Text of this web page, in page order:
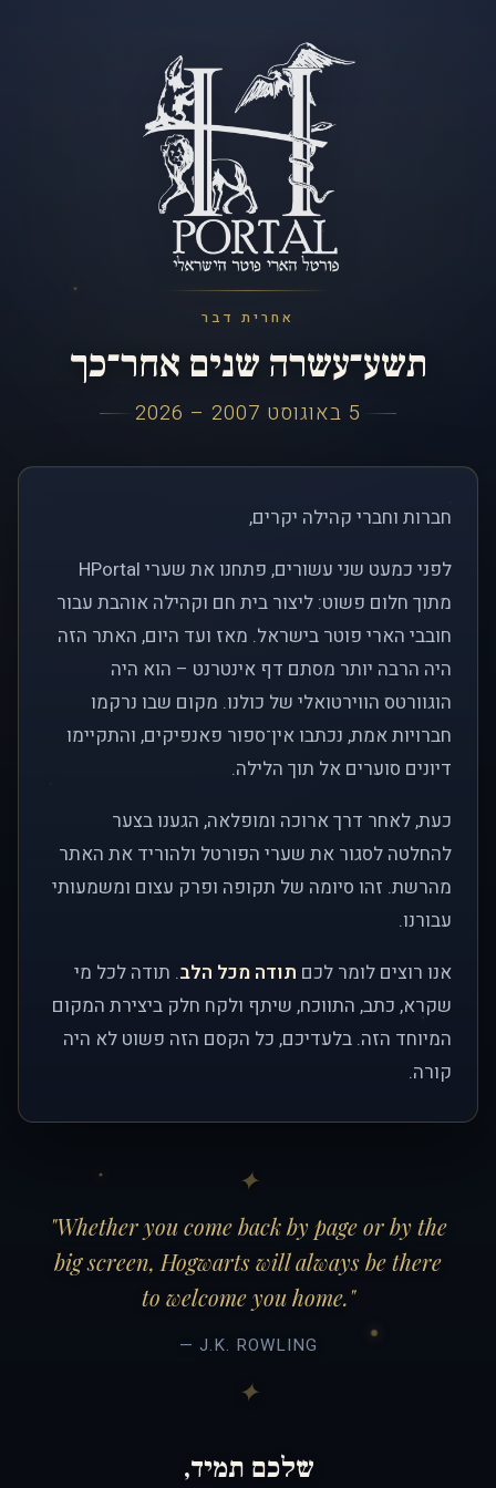
אחרית דבר
תשע־עשרה שנים אחר־כך
5 באוגוסט 2007 – 2026
חברות וחברי קהילה יקרים,
לפני כמעט שני עשורים, פתחנו את שערי HPortal
מתוך חלום פשוט: ליצור בית חם וקהילה אוהבת עבור
חובבי הארי פוטר בישראל. מאז ועד היום, האתר הזה
היה הרבה יותר מסתם דף אינטרנט – הוא היה
הוגוורטס הווירטואלי של כולנו. מקום שבו נרקמו
חברויות אמת, נכתבו אין־ספור פאנפיקים, והתקיימו
דיונים סוערים אל תוך הלילה.
כעת, לאחר דרך ארוכה ומופלאה, הגענו בצער
להחלטה לסגור את שערי הפורטל ולהוריד את האתר
מהרשת. זהו סיומה של תקופה ופרק עצום ומשמעותי
עבורנו.
אנו רוצים לומר לכם תודה מכל הלב. תודה לכל מי
שקרא, כתב, התווכח, שיתף ולקח חלק ביצירת המקום
המיוחד הזה. בלעדיכם, כל הקסם הזה פשוט לא היה
קורה.
"Whether you come back by page or by the
big screen, Hogwarts will always be there
to welcome you home."
— J.K. ROWLING
שלכם תמיד,